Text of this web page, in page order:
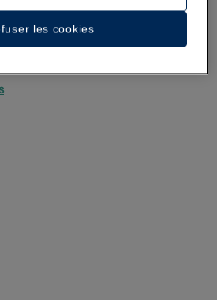
les cookies